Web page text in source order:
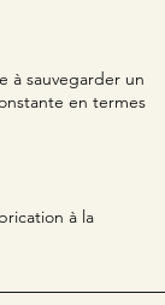
à sauvegarder un
en termes
à la